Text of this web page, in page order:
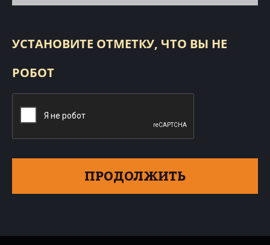
УСТАНОВИТЕ ОТМЕТКУ, ЧТО ВЫ НЕ
РОБОТ
ПРОДОЛЖИТЬ